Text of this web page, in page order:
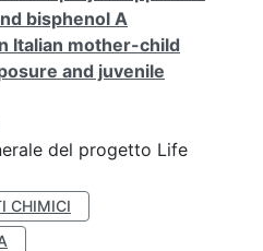
bisphenol A
Italian mother-child
and juvenile
del progetto Life
CHIMICI